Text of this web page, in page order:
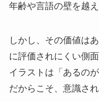
年齢や言語の壁を越
しかし、その価値は
に評価されにくい側
イラストは「あるの
だからこそ、意識さ